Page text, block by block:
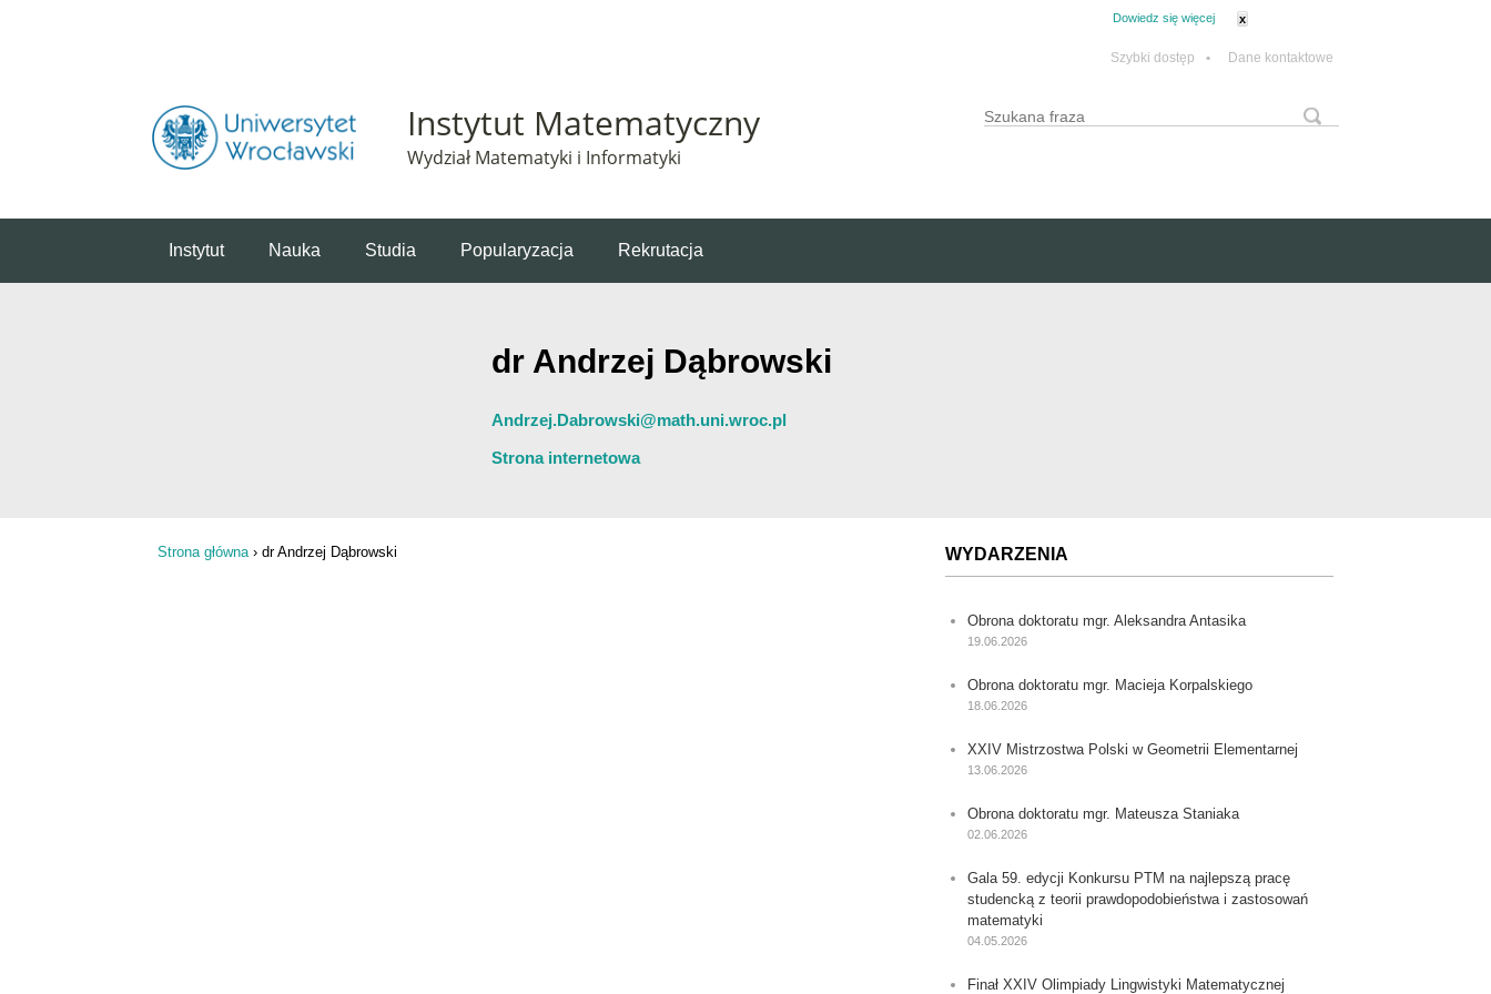
Dowiedz się więcej x
Szybki dostęp • Dane kontaktowe
Instytut Matematyczny
Wydział Matematyki i Informatyki
Formularz wyszukiwania
Wyszukaj
Instytut Nauka Studia Popularyzacja Rekrutacja
dr Andrzej Dąbrowski
Andrzej.Dabrowski@math.uni.wroc.pl
Strona internetowa
Strona główna› dr Andrzej Dąbrowski WYDARZENIA
Obrona doktoratu mgr. Aleksandra Antasika
19.06.2026
Obrona doktoratu mgr. Macieja Korpalskiego
18.06.2026
XXIV Mistrzostwa Polski w Geometrii Elementarnej
13.06.2026
Obrona doktoratu mgr. Mateusza Staniaka
02.06.2026
Gala 59. edycji Konkursu PTM na najlepszą pracę
studencką z teorii prawdopodobieństwa i zastosowań
matematyki
04.05.2026
Finał XXIV Olimpiady Lingwistyki Matematycznej